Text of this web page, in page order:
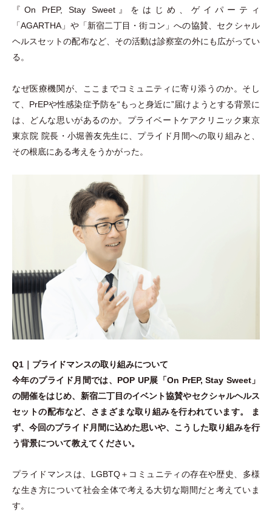
『On PrEP, Stay Sweet』をはじめ、ゲイパーティ
「AGARTHA 」 や「新宿二丁目 ・街コン 」への協賛、セクシャル
ヘルスセットの配布など、その活動は診察室の外にも広がってい
る。
なぜ医療機関が、ここまでコミュニティに寄り添うのか。そし
て、PrEPや性感染症予防を“もっと身近に”届けようとする背景に
は、どんな思いがあるのか。プライベートケアクリニック東京
東京院 院長 ・小堀善友先生に、プライド月間への取り組みと、
その根底にある考えをうかがった。
Q1｜プライドマンスの取り組みについて
今年のプライド月間では、POP UP展 「On PrEP, Stay Sweet」
の開催をはじめ、新宿二丁目のイベント協賛やセクシャルヘルス
セットの配布など、さまざまな取り組みを行われています。 ま
ず、今回のプライド月間に込めた思いや、こうした取り組みを行
う背景について教えてください。
プライドマンスは、LGBTQ＋コミュニティの存在や歴史、多様
な生き方について社会全体で考える大切な期間だと考えていま
す。